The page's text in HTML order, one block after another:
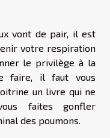
vont de pair, il est
votre respiration
le privilège à la
faire, il faut vous
un livre qui ne
faites gonfler
des poumons.